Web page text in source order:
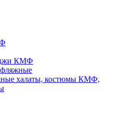
КМФ
халаты, костюмы КМФ,